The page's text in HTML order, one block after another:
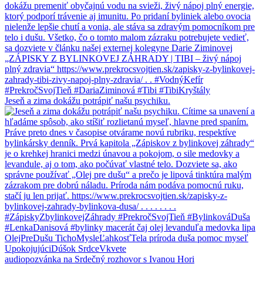
Jeseň a zima dokážu potrápiť našu psychiku.
audiopozvánka na Srdečný rozhovor s Ivanou Hori